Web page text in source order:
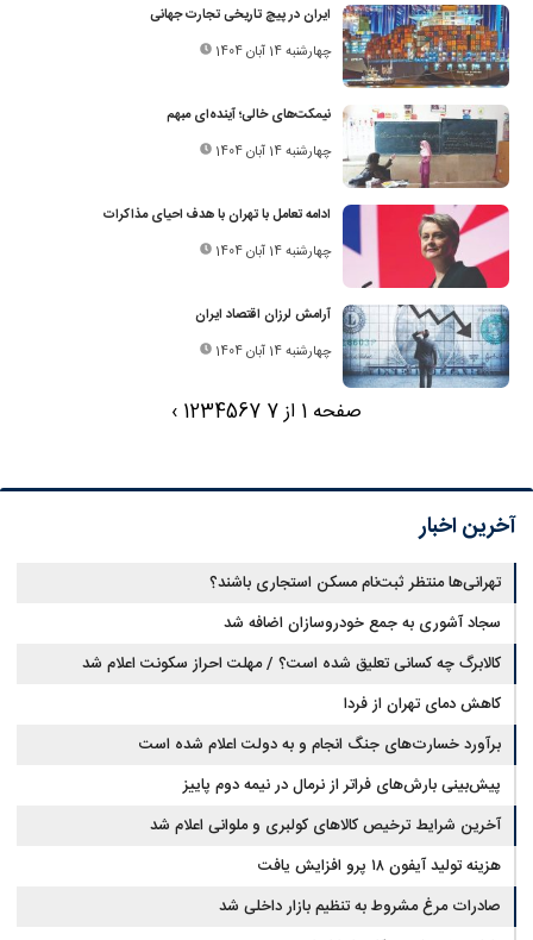
ایران در پیچ تاریخی تجارت جهانی
چهارشنبه 14 آبان 1404
نیمکت‌های خالی؛ آینده‌ای مبهم
چهارشنبه 14 آبان 1404
ادامه تعامل با تهران با هدف احیای مذاکرات
چهارشنبه 14 آبان 1404
آرامش لرزان اقتصاد ایران
چهارشنبه 14 آبان 1404
صفحه 1 از 7 1234567
›
آخرین اخبار
تهرانی‌ها منتظر ثبت‌نام مسکن استجاری باشند؟
سجاد آشوری به جمع خودروسازان اضافه شد
کالابرگ چه کسانی تعلیق شده است؟ / مهلت احراز سکونت اعلام شد
کاهش دمای تهران از فردا
برآورد خسارت‌های جنگ انجام و به دولت اعلام شده است
پیش‌بینی بارش‌های فراتر از نرمال در نیمه دوم پاییز
آخرین شرایط ترخیص کالاهای کولبری و ملوانی اعلام شد
هزینه تولید آیفون ۱۸ پرو افزایش یافت
صادرات مرغ مشروط به تنظیم بازار داخلی شد